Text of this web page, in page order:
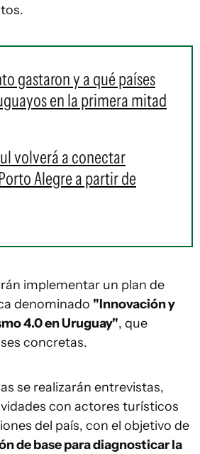
gastaron y a qué países
en la primera mitad
volverá a conectar
Alegre a partir de
implementar un plan de
denominado "Innovación y
4.0 en Uruguay", que
concretas.
se realizarán entrevistas,
con actores turísticos
del país, con el objetivo de
de base para diagnosticar la